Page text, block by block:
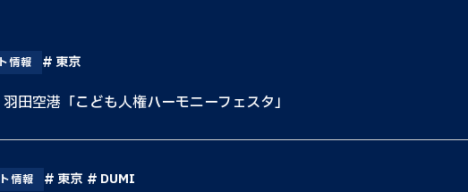
情報 東京
田空港「こども人権ハーモニーフェスタ」
情報 東京 DUMI